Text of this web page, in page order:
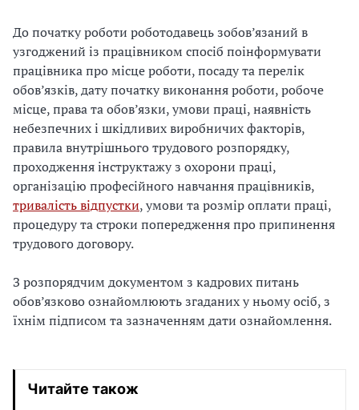
До початку роботи роботодавець зобов’язаний в
узгоджений із працівником спосіб поінформувати
працівника про місце роботи, посаду та перелік
обов’язків, дату початку виконання роботи, робоче
місце, права та обов’язки, умови праці, наявність
небезпечних і шкідливих виробничих факторів,
правила внутрішнього трудового розпорядку,
проходження інструктажу з охорони праці,
організацію професійного навчання працівників,
тривалість відпустки, умови та розмір оплати праці,
процедуру та строки попередження про припинення
трудового договору.
З розпорядчим документом з кадрових питань
обов’язково ознайомлюють згаданих у ньому осіб, з
їхнім підписом та зазначенням дати ознайомлення.
Читайте також